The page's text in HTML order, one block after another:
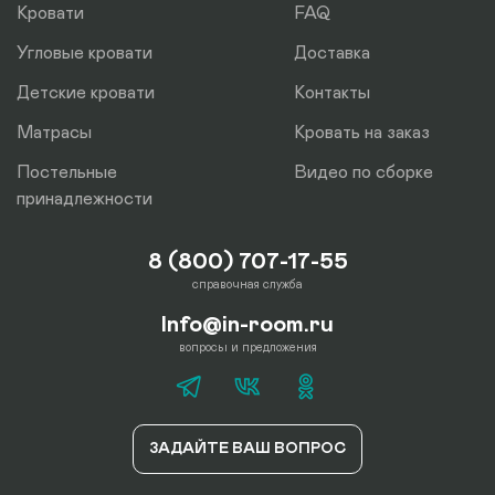
Кровати
Угловые кровати
Детские кровати
Матрасы
Постельные
принадлежности
FAQ
Доставка
Контакты
Кровать на заказ
Видео по сборке
ЗАДАЙТЕ ВАШ ВОПРОС
8 (800) 707-17-55
справочная служба
Info@in-room.ru
вопросы и предложения